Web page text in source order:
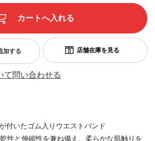
加する
て問い合わせる
付いたゴム入りウエストバンド
性と伸縮性を兼ね備え、柔らかな肌触りを